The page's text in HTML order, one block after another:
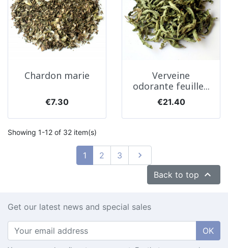
Chardon marie
Price
€7.30
Verveine
odorante feuille...
Price
€21.40
Showing 1-12 of 32 item(s)
1 2 3 Next

Back to top 
Get our latest news and special sales
OK